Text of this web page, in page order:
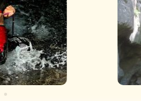
canyons de la vallée
de se concentrer sur le
s'initier ou se
loin de l'effervescence du